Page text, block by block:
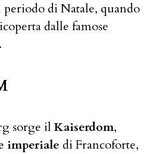
di Natale, quando
dalle famose
sorge il Kaiserdom,
imperiale di Francoforte,